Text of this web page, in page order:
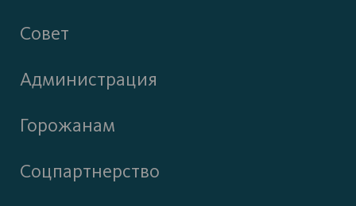
Совет
Администрация
Горожанам
Соцпартнерство